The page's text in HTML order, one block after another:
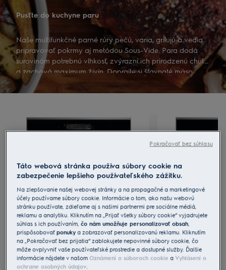
Pusťte do kuchyne paru
Naše multifunkčné parné rúry pečú, varia, grilujú a vedia
pripravovať pokrmy aj metódou Sous-Vide. Para dodá
surovinám potrebnú vlhkosť, zvýrazní ich prirodzenú chuť
a zachová maximum živín. Doprajte si šťavnaté mäso,
nadýchaný chlieb s chrumkavou kôrkou alebo zeleninu,
ktorá je plná vitamínov a navyše nestratila svoju farbu.
900 SteamPro
4 úrovne pary: 25 %, 50 %, 80 % a 100
%, funkcie Sous-Vide a Steamify®
Pečivo, múčniky a koláče
800
3 úrovne pary: 25
funkcia Steamify®
Táto webová stránka používa súbory cookie na
zabezpečenie lepšieho používateľského zážitku.
Na zlepšovanie našej webovej stránky a na propagačné a marketingové
účely používame súbory cookie. Informácie o tom, ako našu webovú
stránku používate, zdieľame aj s našimi partnermi pre sociálne médiá,
reklamu a analytiku. Kliknutím na „Prijať všetky súbory cookie“ vyjadrujete
súhlas s ich používaním,čo nám umožňuje personalizovať obsah,
prispôsobovaťponuky a zobrazovať personalizovanú reklamu. Kliknutím
na „Pokračovať bez prijatia“ zablokujete nepovinné súbory cookie, čo
môže ovplyvniť vaše používateľské prostredie a dostupné služby. Ďalšie
informácie nájdete v našomOznámení o súboroch cookie a Vyhlásení o
ochrane osobných údajov.
Pokračovať bez súhlasu